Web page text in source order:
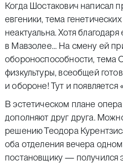
Когда Шостакович написал
евгеники, тема
неактуальна. Хотя
в Мавзолее… На смену ей
обороноспособности, тема
физкультуры, всеобщей
и обороне! Тут и появляется
В эстетическом плане
дополняют друг друга.
решению Теодора
оба отделения вечера
постановщику — получился